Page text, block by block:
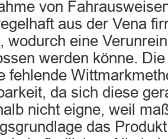
von
aus der Vena
wodurch eine
werden könne.
fehlende
da sich diese
nicht eigne, weil
das